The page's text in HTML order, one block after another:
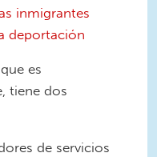
inmigrantes
deportación
es
tiene dos
de servicios